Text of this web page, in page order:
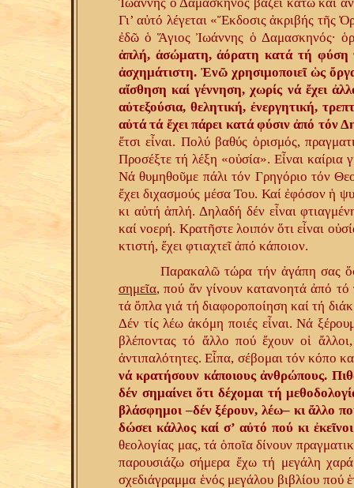
Γι’ αὐτό λέγεται «Ἔκδοσις ἀκριβής τῆς
ἐδῶ ὁ Ἅγιος Ἰωάννης ὁ Δαμασκηνός·
ἁπλή, ἀσώματη, ἀόρατη κατά τή φύση
ἀσχημάτιστη. Ἐνῶ χρησιμοποιεῖ ὡς
αἴσθηση καί γέννηση, χωρίς νά ἔχει
αὐτεξούσια, θελητική, ἐνεργητική,
αὐτά τά ἔχει πάρει κατά φύσιν ἀπό τόν
ἔτσι εἶναι. Πολύ βαθύς ὁρισμός,
Προσέξτε τή λέξη «οὐσία». Εἶναι
Νά θυμηθοῦμε πάλι τόν Γρηγόριο τόν
ἔχει διχασμούς μέσα Του. Καί ἐφόσον ἡ
κι αὐτή ἁπλή. Δηλαδή δέν εἶναι
καί νοερή. Κρατῆστε λοιπόν ὅτι εἶναι
κτιστή, ἔχει φτιαχτεῖ ἀπό κάποιον.
Παρακαλῶ τώρα τήν ἀγάπη σας
σημεῖα, πού ἄν γίνουν κατανοητά ἀπό
τά ὅπλα γιά τή διαφοροποίηση καί τή
Δέν τίς λέω ἀκόμη ποιές εἶναι. Νά
βλέποντας τό ἄλλο πού ἔχουν οἱ
ἀντιπαλότητες. Εἶπα, σέβομαι τόν κόπο
νά κρατήσουν κάποιους ἀνθρώπους.
δέν σημαίνει ὅτι δέχομαι τή
βλάσφημοι –δέν ξέρουν, λέω– κι ἄλλο
δώσει κάλλος καί σ’ αὐτό πού κι
θεολογίας μας, τά ὁποῖα δίνουν
παρουσιάζω σήμερα ἔχω τή μεγάλη
σχεδιάγραμμα ἑνός μεγάλου βιβλίου πού